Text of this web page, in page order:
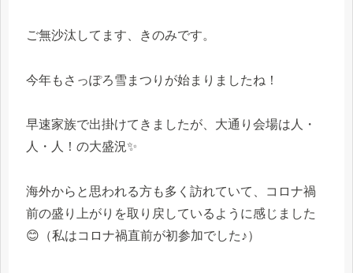
ご無沙汰してます、きのみです。
今年もさっぽろ雪まつりが始まりましたね！
早速家族で出掛けてきましたが、大通り会場は人・
人・人！の大盛況✨
海外からと思われる方も多く訪れていて、コロナ禍
前の盛り上がりを取り戻しているように感じました
😊（私はコロナ禍直前が初参加でした♪）